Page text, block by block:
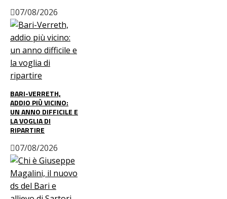
07/08/2026
BARI-VERRETH,
ADDIO PIÙ VICINO:
UN ANNO DIFFICILE E
LA VOGLIA DI
RIPARTIRE
07/08/2026